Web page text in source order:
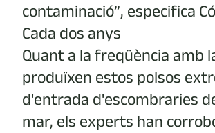
contaminació”, especifica
Cada dos anys
Quant a la freqüència amb
produïxen estos polsos
d'entrada d'escombraries
mar, els experts han